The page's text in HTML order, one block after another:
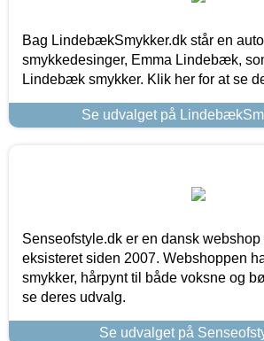
Bag LindebækSmykker.dk står en
smykkedesinger, Emma Lindebæk,
Lindebæk smykker. Klik her for at se
Se udvalget på
Senseofstyle.dk er en dansk webshop
eksisteret siden 2007. Webshoppen
smykker, hårpynt til både voksne og
se deres udvalg.
Se udvalget på